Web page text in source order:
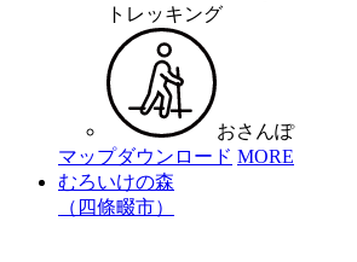
トレッキング
おさんぽ
マップダウンロード MORE
むろいけの森
（四條畷市）